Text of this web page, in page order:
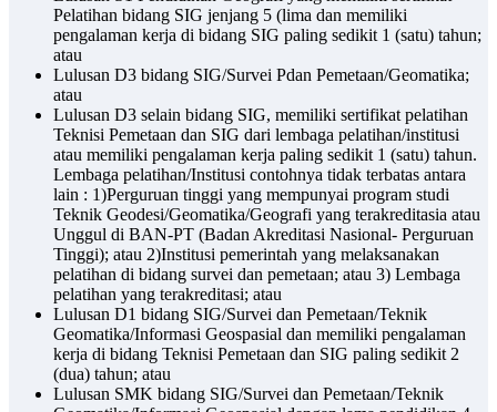
Pelatihan bidang SIG jenjang 5 (lima dan memiliki
pengalaman kerja di bidang SIG paling sedikit 1 (satu) tahun;
atau
Lulusan D3 bidang SIG/Survei Pdan Pemetaan/Geomatika;
atau
Lulusan D3 selain bidang SIG, memiliki sertifikat pelatihan
Teknisi Pemetaan dan SIG dari lembaga pelatihan/institusi
atau memiliki pengalaman kerja paling sedikit 1 (satu) tahun.
Lembaga pelatihan/Institusi contohnya tidak terbatas antara
lain : 1)Perguruan tinggi yang mempunyai program studi
Teknik Geodesi/Geomatika/Geografi yang terakreditasia atau
Unggul di BAN-PT (Badan Akreditasi Nasional- Perguruan
Tinggi); atau 2)Institusi pemerintah yang melaksanakan
pelatihan di bidang survei dan pemetaan; atau 3) Lembaga
pelatihan yang terakreditasi; atau
Lulusan D1 bidang SIG/Survei dan Pemetaan/Teknik
Geomatika/Informasi Geospasial dan memiliki pengalaman
kerja di bidang Teknisi Pemetaan dan SIG paling sedikit 2
(dua) tahun; atau
Lulusan SMK bidang SIG/Survei dan Pemetaan/Teknik